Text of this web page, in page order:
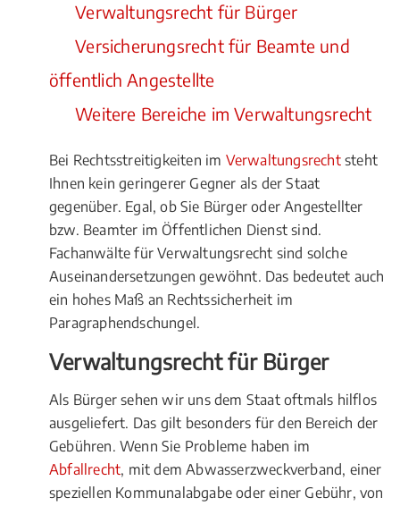
Verwaltungsrecht für Bürger
Versicherungsrecht für Beamte und
öffentlich Angestellte
Weitere Bereiche im Verwaltungsrecht
Bei Rechtsstreitigkeiten im Verwaltungsrechtsteht
Ihnen kein geringerer Gegner als der Staat
gegenüber. Egal, ob Sie Bürger oder Angestellter
bzw. Beamter im Öffentlichen Dienst sind.
Fachanwälte für Verwaltungsrecht sind solche
Auseinandersetzungen gewöhnt. Das bedeutet auch
ein hohes Maß an Rechtssicherheit im
Paragraphendschungel.
Verwaltungsrecht für Bürger
Als Bürger sehen wir uns dem Staat oftmals hilflos
ausgeliefert. Das gilt besonders für den Bereich der
Gebühren. Wenn Sie Probleme haben im
Abfallrecht, mit dem Abwasserzweckverband, einer
speziellen Kommunalabgabe oder einer Gebühr, von